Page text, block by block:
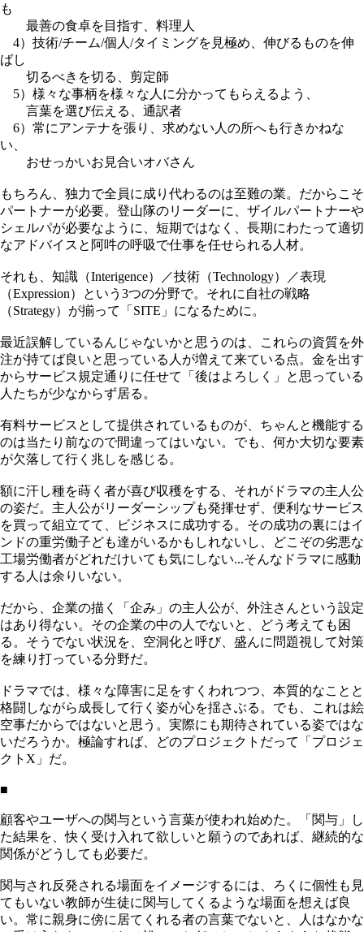
も
最善の食卓を目指す、料理人
4）技術/チーム/個人/タイミングを見極め、伸びるものを伸
ばし
切るべきを切る、剪定師
5）様々な事柄を様々な人に分かってもらえるよう、
言葉を選び伝える、通訳者
6）常にアンテナを張り、求めない人の所へも行きかねな
い、
おせっかいお見合いオバさん
もちろん、独力で全員に成り代わるのは至難の業。だからこそ
パートナーが必要。登山隊のリーダーに、ザイルパートナーや
シェルパが必要なように、短期ではなく、長期にわたって適切
なアドバイスと阿吽の呼吸で仕事を任せられる人材。
それも、知識（Interigence）／技術（Technology）／表現
（Expression）という3つの分野で。それに自社の戦略
（Strategy）が揃って「SITE」になるために。
最近誤解しているんじゃないかと思うのは、これらの資質を外
注が持てば良いと思っている人が増えて来ている点。金を出す
からサービス規定通りに任せて「後はよろしく」と思っている
人たちが少なからず居る。
有料サービスとして提供されているものが、ちゃんと機能する
のは当たり前なので間違ってはいない。でも、何か大切な要素
が欠落して行く兆しを感じる。
額に汗し種を蒔く者が喜び収穫をする、それがドラマの主人公
の姿だ。主人公がリーダーシップも発揮せず、便利なサービス
を買って組立てて、ビジネスに成功する。その成功の裏にはイ
ンドの重労働子ども達がいるかもしれないし、どこぞの劣悪な
工場労働者がどれだけいても気にしない...そんなドラマに感動
する人は余りいない。
だから、企業の描く「企み」の主人公が、外注さんという設定
はあり得ない。その企業の中の人でないと、どう考えても困
る。そうでない状況を、空洞化と呼び、盛んに問題視して対策
を練り打っている分野だ。
ドラマでは、様々な障害に足をすくわれつつ、本質的なことと
格闘しながら成長して行く姿が心を揺さぶる。でも、これは絵
空事だからではないと思う。実際にも期待されている姿ではな
いだろうか。極論すれば、どのプロジェクトだって「プロジェ
クトX」だ。
■
顧客やユーザへの関与という言葉が使われ始めた。「関与」し
た結果を、快く受け入れて欲しいと願うのであれば、継続的な
関係がどうしても必要だ。
関与され反発される場面をイメージするには、ろくに個性も見
てもいない教師が生徒に関与してくるような場面を想えば良
い。常に親身に傍に居てくれる者の言葉でないと、人はなかな